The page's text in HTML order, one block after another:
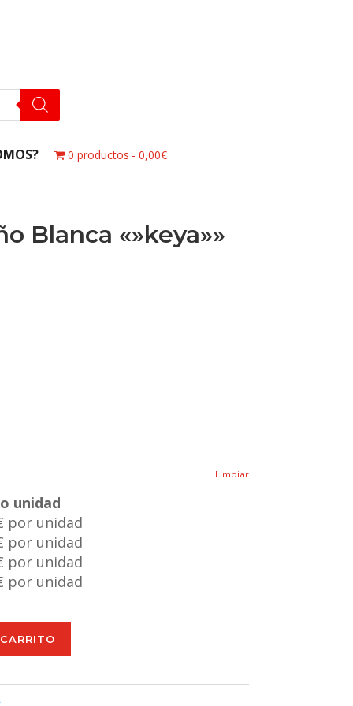
0 productos 0,00€
Blanca «»keya»»
Limpiar
unidad
por unidad
por unidad
por unidad
por unidad